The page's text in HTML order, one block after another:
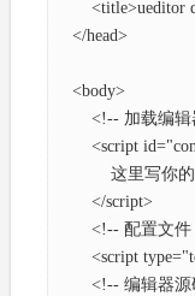
</head>
<body>
<!-- 加载编
<script
这里写你
    </script>
<!-- 配置文件
<script
<!-- 编辑器